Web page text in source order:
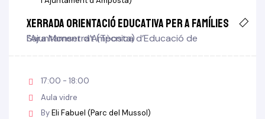
Xerrada Orientació educativa per a famílies
Sara Monserrat (Tècnica d’Educació de l’Ajuntament d’Amposta)
17:00 - 18:00
Aula vidre
ByEli Fabuel (Parc del Mussol)